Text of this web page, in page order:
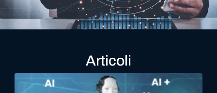
Articoli